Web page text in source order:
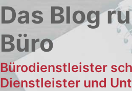
Das Blog
Büro
Bürodienstleister
Dienstleister und